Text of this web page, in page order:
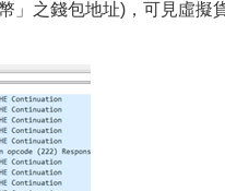
」之錢包地址)，可見虛擬